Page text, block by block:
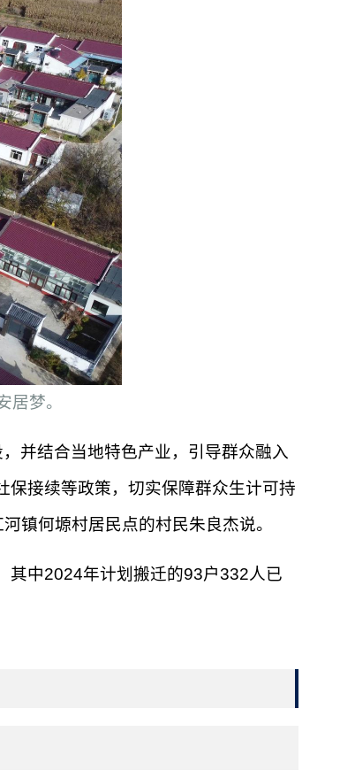
梦。
并结合当地特色产业，引导群众融入
保接续等政策，切实保障群众生计可持
镇何塬村居民点的村民朱良杰说。
其中2024年计划搬迁的93户332人已